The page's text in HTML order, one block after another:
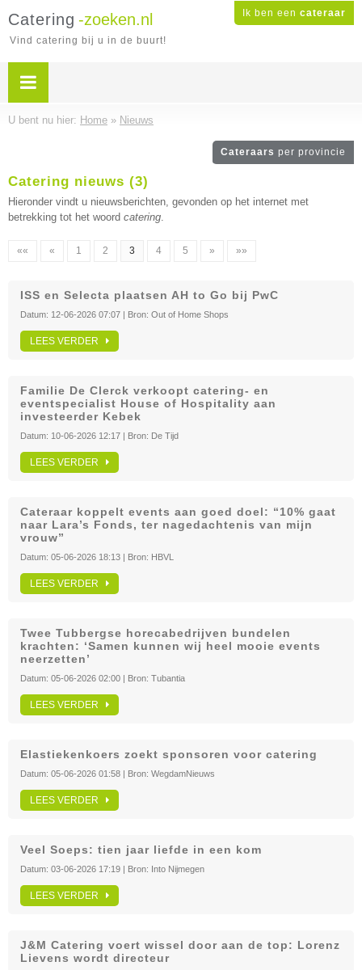
Ik ben een cateraar
Catering -zoeken.nl
Vind catering bij u in de buurt!
U bent nu hier: Home » Nieuws
Cateraars per provincie
Catering nieuws (3)
Hieronder vindt u nieuwsberichten, gevonden op het internet met
betrekking tot het woord catering.
«« « 1 2 3 4 5 » »»
ISS en Selecta plaatsen AH to Go bij PwC
Datum: 12-06-2026 07:07 | Bron: Out of Home Shops
LEES VERDER
Familie De Clerck verkoopt catering- en
eventspecialist House of Hospitality aan
investeerder Kebek
Datum: 10-06-2026 12:17 | Bron: De Tijd
LEES VERDER
Cateraar koppelt events aan goed doel: “10% gaat
naar Lara’s Fonds, ter nagedachtenis van mijn
vrouw”
Datum: 05-06-2026 18:13 | Bron: HBVL
LEES VERDER
Twee Tubbergse horecabedrijven bundelen
krachten: ‘Samen kunnen wij heel mooie events
neerzetten’
Datum: 05-06-2026 02:00 | Bron: Tubantia
LEES VERDER
Elastiekenkoers zoekt sponsoren voor catering
Datum: 05-06-2026 01:58 | Bron: WegdamNieuws
LEES VERDER
Veel Soeps: tien jaar liefde in een kom
Datum: 03-06-2026 17:19 | Bron: Into Nijmegen
LEES VERDER
J&M Catering voert wissel door aan de top: Lorenz
Lievens wordt directeur